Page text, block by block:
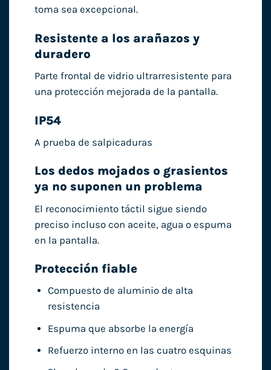
toma sea excepcional.
Resistente a los arañazos y
duradero
Parte frontal de vidrio ultrarresistente para
una protección mejorada de la pantalla.
IP54
A prueba de salpicaduras
Los dedos mojados o grasientos
ya no suponen un problema
El reconocimiento táctil sigue siendo
preciso incluso con aceite, agua o espuma
en la pantalla.
Protección fiable
Compuesto de aluminio de alta
resistencia
Espuma que absorbe la energía
Refuerzo interno en las cuatro esquinas